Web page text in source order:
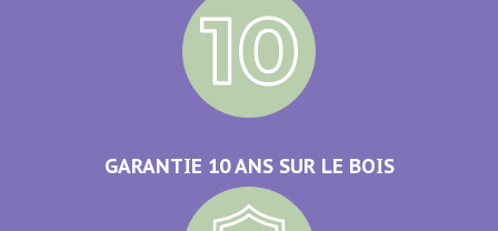
GARANTIE 10 ANS SUR LE BOIS